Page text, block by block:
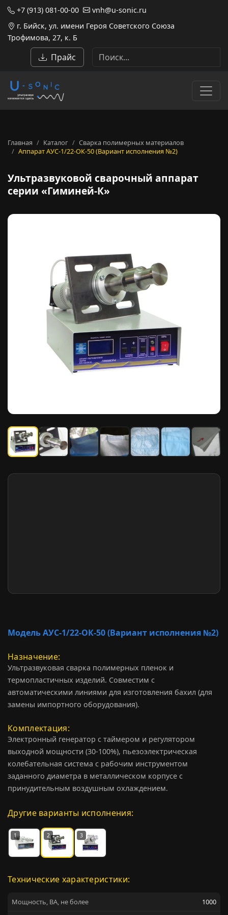
+7 (913) 081-00-00
vnh@u-sonic.ru
г. Бийск, ул. имени Героя Советского Союза
Трофимова, 27, к. Б
Прайс
Главная Каталог
Сварка полимерных материалов
Аппарат АУС-1/22-ОК-50 (Вариант исполнения №2)
Ультразвуковой сварочный
Ультразвуковой сварочный аппарат
серии «Гиминей-К»
Модель АУС-1/22-ОК-50 (Вариант исполнения №2)
Назначение
Ультразвуковая сварка полимерных пленок и
термопластичных изделий. Совместим с
автоматическими линиями для изготовления бахил (для
замены импортного оборудования).
Комплектация
Электронный генератор с таймером и регулятором
выходной мощности (30-100%), пьезоэлектрическая
колебательная система с рабочим инструментом
заданного диаметра в металлическом корпусе с
принудительным воздушным охлаждением.
Другие варианты исполнения:
1 2 3
Технические характеристики:
Мощность, ВА, не более 1000